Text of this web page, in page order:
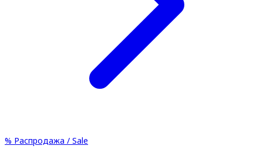
% Распродажа / Sale